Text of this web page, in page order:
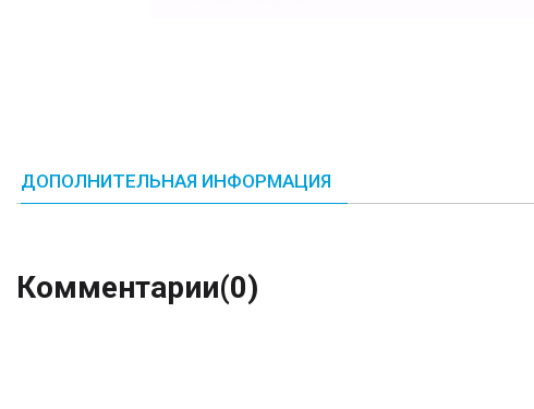
ДОПОЛНИТЕЛЬНАЯ ИНФОРМАЦИЯ
Комментарии(0)